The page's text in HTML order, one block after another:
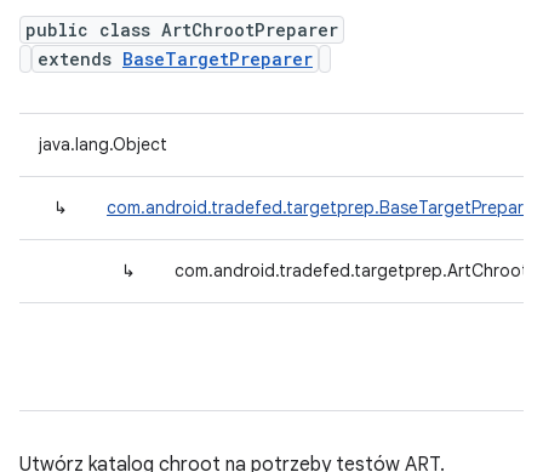
public class ArtChrootPreparer
extends BaseTargetPreparer
java.lang.Object
↳ com.android.tradefed.targetprep.BaseTargetPreparer
↳
Utwórz katalog chroot na potrzeby testów ART.